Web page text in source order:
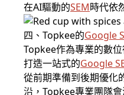
在AI驅動的SEM時代依
四、Topkee的Google
Topkee作為專業的數
打造一站式的Google
從前期準備到後期優化
沿，Topkee專業團隊